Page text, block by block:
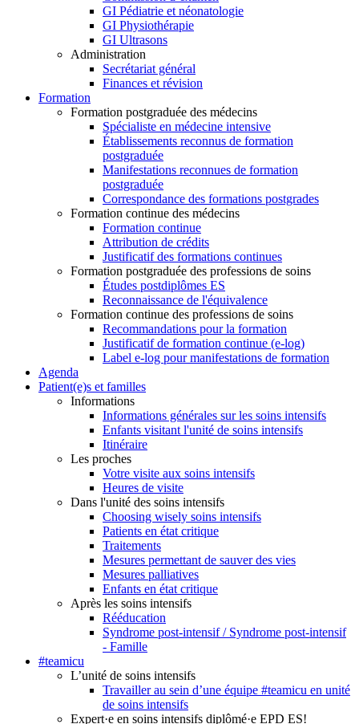
GI Pédiatrie et néonatologie
GI Physiothérapie
GI Ultrasons
Administration
Secrétariat général
Finances et révision
Formation
Formation postgraduée des médecins
Spécialiste en médecine intensive
Établissements reconnus de formation
postgraduée
Manifestations reconnues de formation
postgraduée
Correspondance des formations postgrades
Formation continue des médecins
Formation continue
Attribution de crédits
Justificatif des formations continues
Formation postgraduée des professions de soins
Études postdiplômes ES
Reconnaissance de l'équivalence
Formation continue des professions de soins
Recommandations pour la formation
Justificatif de formation continue (e-log)
Label e-log pour manifestations de formation
Agenda
Patient(e)s et familles
Informations
Informations générales sur les soins intensifs
Enfants visitant l'unité de soins intensifs
Itinéraire
Les proches
Votre visite aux soins intensifs
Heures de visite
Dans l'unité des soins intensifs
Choosing wisely soins intensifs
Patients en état critique
Traitements
Mesures permettant de sauver des vies
Mesures palliatives
Enfants en état critique
Après les soins intensifs
Rééducation
Syndrome post-intensif / Syndrome post-intensif
- Famille
#teamicu
L’unité de soins intensifs
Travailler au sein d’une équipe #teamicu en unité
de soins intensifs
Expert·e en soins intensifs diplômé·e EPD ES!